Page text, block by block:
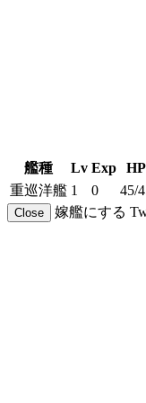
艦種 Lv Exp HP
重巡洋艦 1 0 45/
Close 嫁艦にする